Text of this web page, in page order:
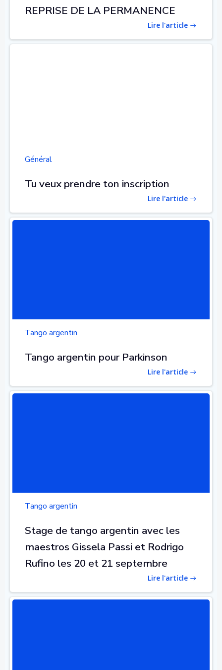
REPRISE DE LA PERMANENCE
Lire l'article
Général
Tu veux prendre ton inscription
Lire l'article
Tango argentin
Tango argentin pour Parkinson
Lire l'article
Tango argentin
Stage de tango argentin avec les
maestros Gissela Passi et Rodrigo
Rufino les 20 et 21 septembre
Lire l'article